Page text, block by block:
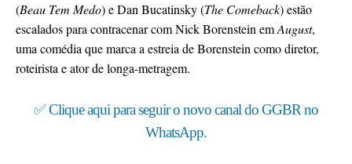
(Beau Tem Medo) e Dan Bucatinsky (The Comeback) estão
escalados para contracenar com Nick Borenstein emAugust,
uma comédia que marca a estreia de Borenstein como diretor,
roteirista e ator de longa-metragem.
✅ Clique aqui para seguir o novo canal do GGBR no
WhatsApp.